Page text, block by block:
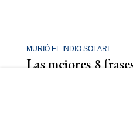
MURIÓ EL INDIO SOLARI
Las mejores 8